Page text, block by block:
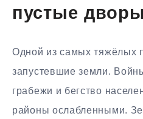
пустые дворы
Одной из самых тяжёлых
запустевшие земли.
грабежи и бегство
районы ослабленными.